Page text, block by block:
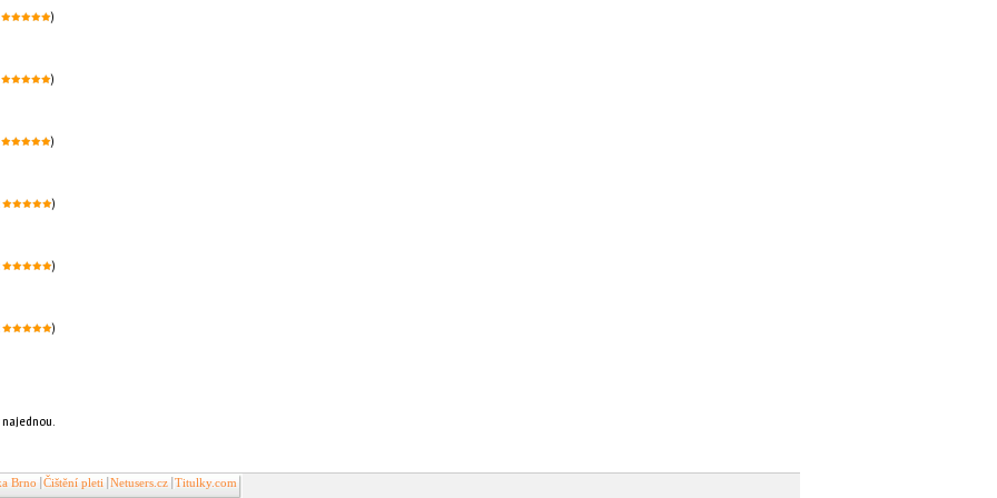
)
)
)
)
)
)
Brno Čištění pleti Netusers.cz Titulky.com